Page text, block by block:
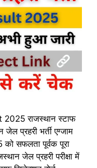
राजस्थान स्टाफ
जेल प्रहरी भर्ती एग्जाम
सफलता पूर्वक पूरा
जेल प्रहरी परीक्षा में